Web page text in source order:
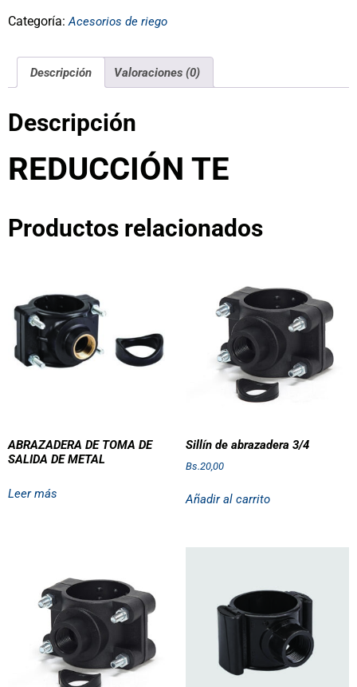
Categoría:Acesorios de riego
Descripción Valoraciones (0)
Descripción
REDUCCIÓN TE
Productos relacionados
ABRAZADERA DE TOMA DE
SALIDA DE METAL
Leer más
Sillín de abrazadera 3/4
Bs.20,00
Añadir al carrito